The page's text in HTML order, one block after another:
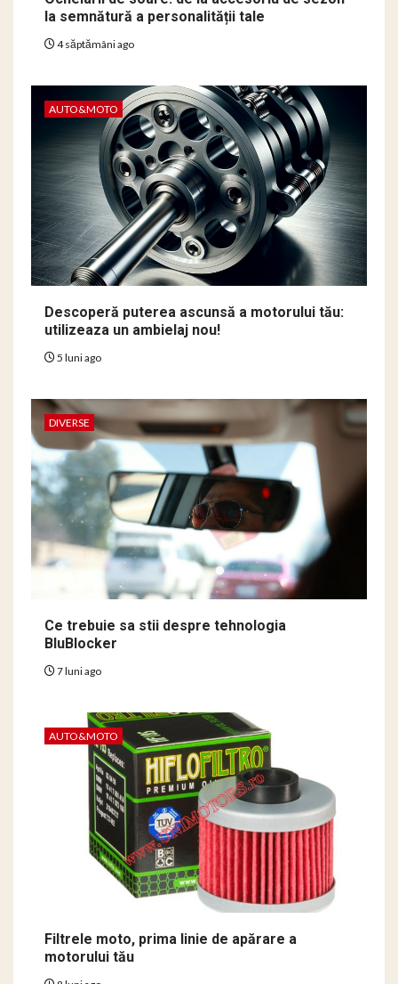
la semnătură a personalității tale
4 săptămâni ago
AUTO&MOTO
Descoperă puterea ascunsă a motorului tău:
utilizeaza un ambielaj nou!
5 luni ago
DIVERSE
Ce trebuie sa stii despre tehnologia
BluBlocker
7 luni ago
AUTO&MOTO
Filtrele moto, prima linie de apărare a
motorului tău